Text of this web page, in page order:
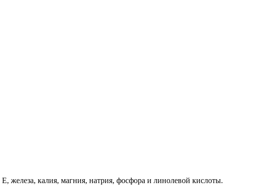
калия, магния, натрия, фосфора и линолевой кислоты.